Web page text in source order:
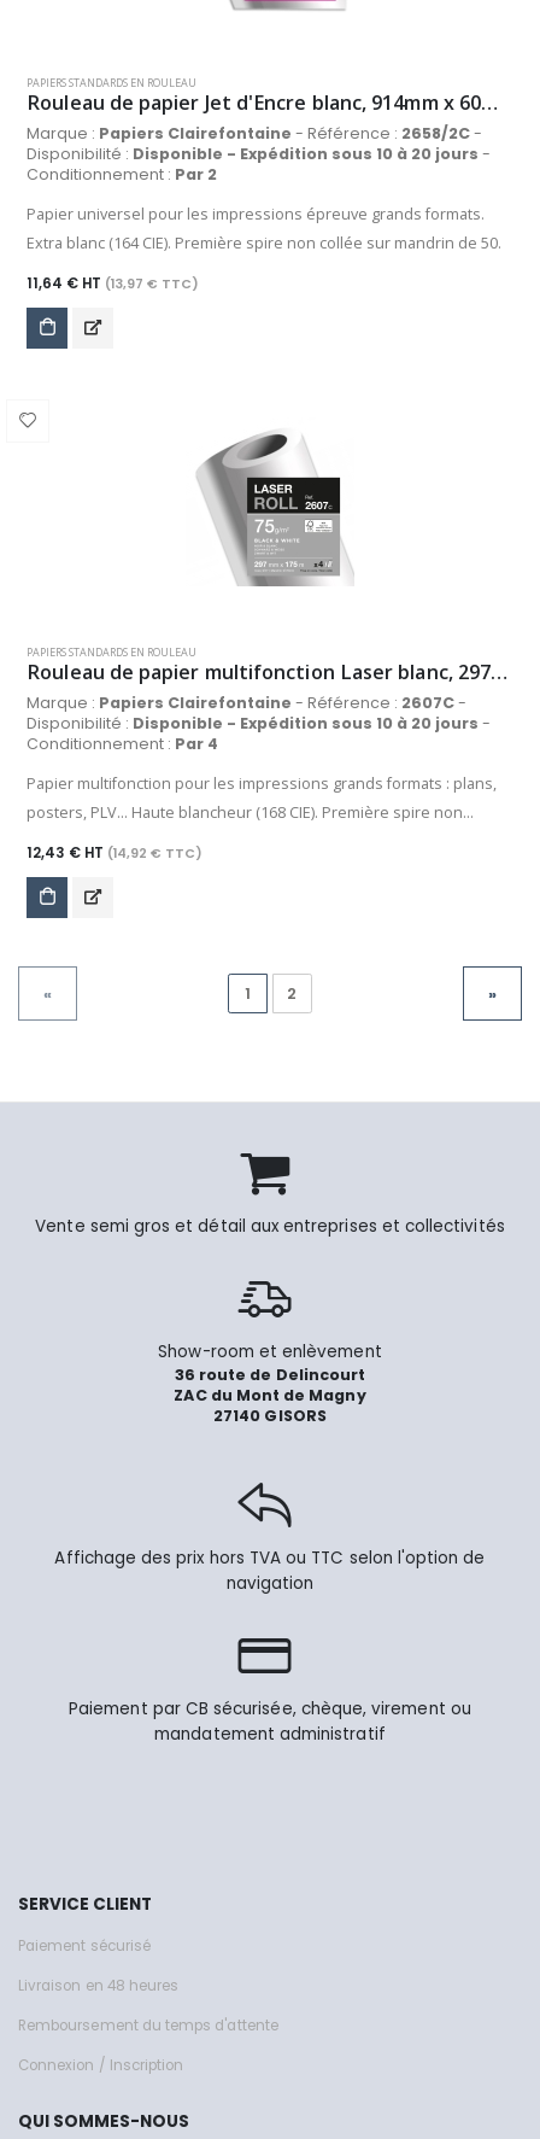
PAPIERS STANDARDS EN ROULEAU
Rouleau de papier Jet d'Encre blanc, 914mm x 60m, 60 g/m²
Marque : Papiers Clairefontaine - Référence : 2658/2C-
Disponibilité : Disponible - Expédition sous 10 à 20 jours -
Conditionnement : Par 2
Papier universel pour les impressions épreuve grands formats.
Extra blanc (164 CIE). Première spire non collée sur mandrin de 50.
11,64 € HT (13,97 € TTC)
PAPIERS STANDARDS EN ROULEAU
Rouleau de papier multifonction Laser blanc, 297mm x 175m, 75 g/m²
Marque : Papiers Clairefontaine - Référence : 2607C-
Disponibilité : Disponible - Expédition sous 10 à 20 jours -
Conditionnement : Par 4
Papier multifonction pour les impressions grands formats : plans,
posters, PLV... Haute blancheur (168 CIE). Première spire non
collée, sur mandrin de 76 mm.
12,43 € HT (14,92 € TTC)
« 1 2 »
Vente semi gros et détail aux entreprises et collectivités
Show-room et enlèvement
36 route de Delincourt
ZAC du Mont de Magny
27140 GISORS
Affichage des prix hors TVA ou TTC selon l'option de
navigation
Paiement par CB sécurisée, chèque, virement ou
mandatement administratif
SERVICE CLIENT
Paiement sécurisé
Livraison en 48 heures
Remboursement du temps d'attente
Connexion / Inscription
QUI SOMMES-NOUS